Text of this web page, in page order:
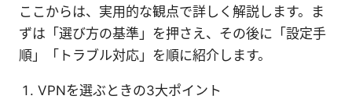
ここからは、実用的な観点で詳しく解説します。ま
ずは「選び方の基準」を押さえ、その後に「設定手
順」「トラブル対応」を順に紹介します。
VPNを選ぶときの3大ポイント